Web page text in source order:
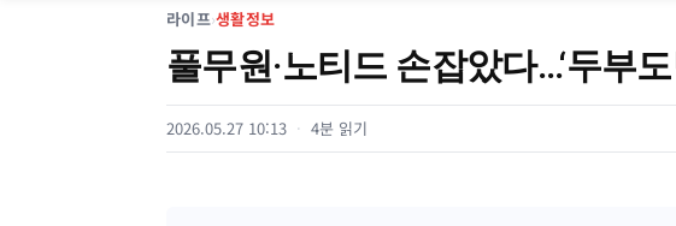
라이프›생활정보
풀무원·노티드 손잡았다…‘두부도
2026.05.27 10:13 4분 읽기